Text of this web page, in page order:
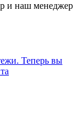
и наш менеджер
Теперь вы